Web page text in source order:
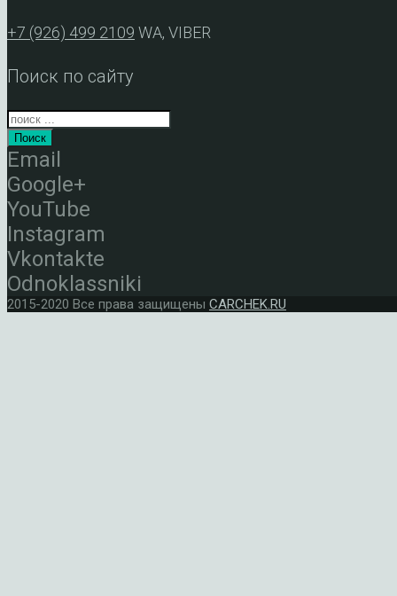
+7 (926) 499 2109 WA, VIBER
Поиск по сайту
Поиск
Email
Google+
YouTube
Instagram
Vkontakte
Odnoklassniki
2015-2020 Все права защищены CARCHEK.RU